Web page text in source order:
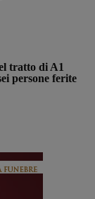
tratto di A1
persone ferite